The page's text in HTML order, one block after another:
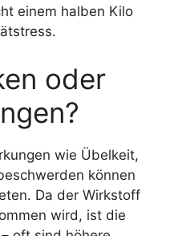
einem halben Kilo
oder
wie Übelkeit,
können
Da der Wirkstoff
wird, ist die